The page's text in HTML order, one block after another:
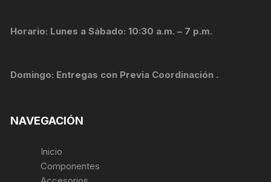
Horario: Lunes a Sábado: 10:30 a.m. – 7 p.m.
Domingo: Entregas con Previa Coordinación .
NAVEGACIÓN
Inicio
Componentes